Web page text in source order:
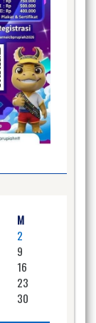
M
2
9
16
23
30